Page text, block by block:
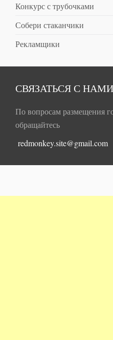
Конкурс с трубочками
Собери стаканчики
Рекламщики
СВЯЗАТЬСЯ С НАМИ
По вопросам размещения
обращайтесь
redmonkey.site@gmail.com